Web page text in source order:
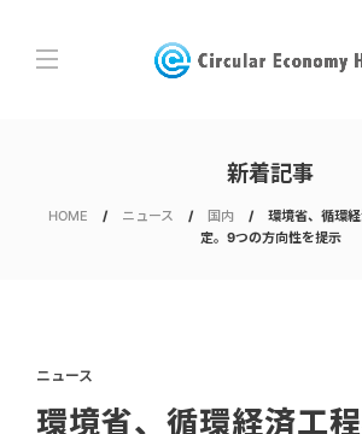
新着記事
HOME ニュース 国内
環境省、循環
定。9つの方向性を提示
ニュース
環境省、循環経済工